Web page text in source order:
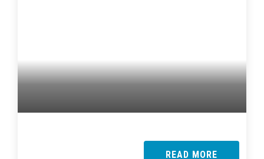
READ MORE